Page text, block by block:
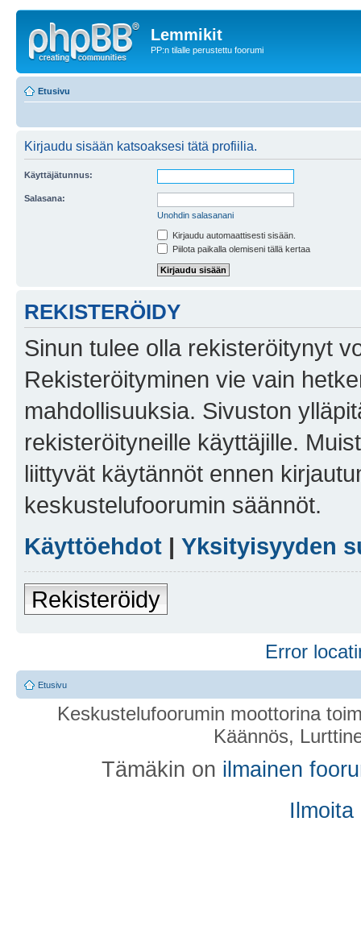
Lemmikit
PP:n tilalle perustettu foorumi
Etusivu
Kirjaudu sisään katsoaksesi tätä profiilia.
Käyttäjätunnus:
Salasana:
Unohdin salasanani
Kirjaudu automaattisesti sisään.
Piilota paikalla olemiseni tällä kertaa
REKISTERÖIDY
Sinun tulee olla rekisteröitynyt
Rekisteröityminen vie vain
mahdollisuuksia. Sivuston
rekisteröityneille käyttäjille.
liittyvät käytännöt ennen
keskustelufoorumin säännöt.
Käyttöehdot | Yksityisyyden
Rekisteröidy
Error
Etusivu
Keskustelufoorumin moottorina
Käännös,
Tämäkin on ilmainen